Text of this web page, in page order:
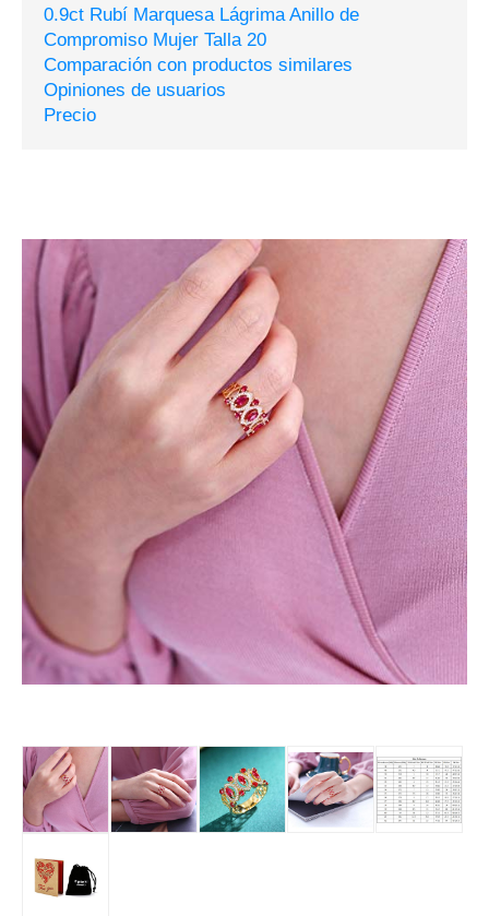
0.9ct Rubí Marquesa Lágrima Anillo de
Compromiso Mujer Talla 20
Comparación con productos similares
Opiniones de usuarios
Precio